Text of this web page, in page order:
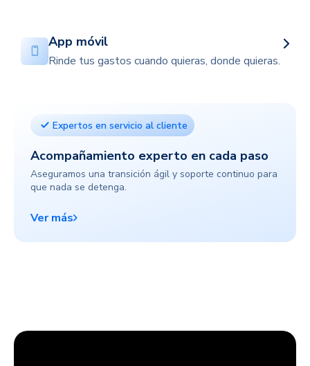
App móvil
Rinde tus gastos cuando quieras, donde quieras.
Expertos en servicio al cliente
Acompañamiento experto en cada paso
Aseguramos una transición ágil y soporte continuo para
que nada se detenga.
Ver más